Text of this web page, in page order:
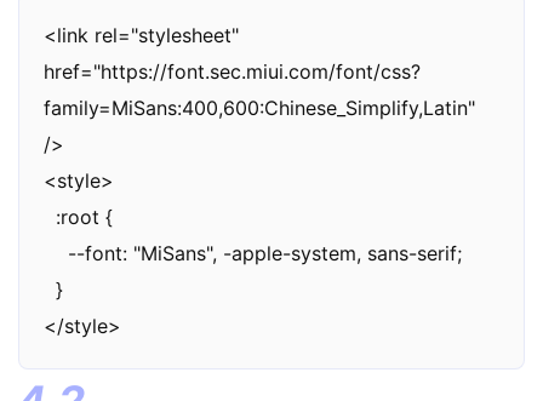
<link rel="stylesheet"
href="https://font.sec.miui.com/font/css?
family=MiSans:400,600:Chinese_Simplify,Latin"
/>
<style>
</style>